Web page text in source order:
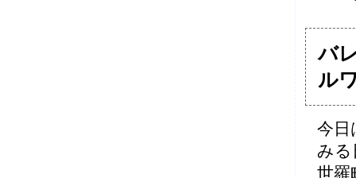
バ
ル
今日
みる
世羅